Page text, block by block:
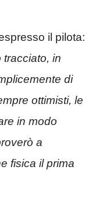
il pilota:
tracciato, in
di
ottimisti, le
in modo
a
fisica il prima